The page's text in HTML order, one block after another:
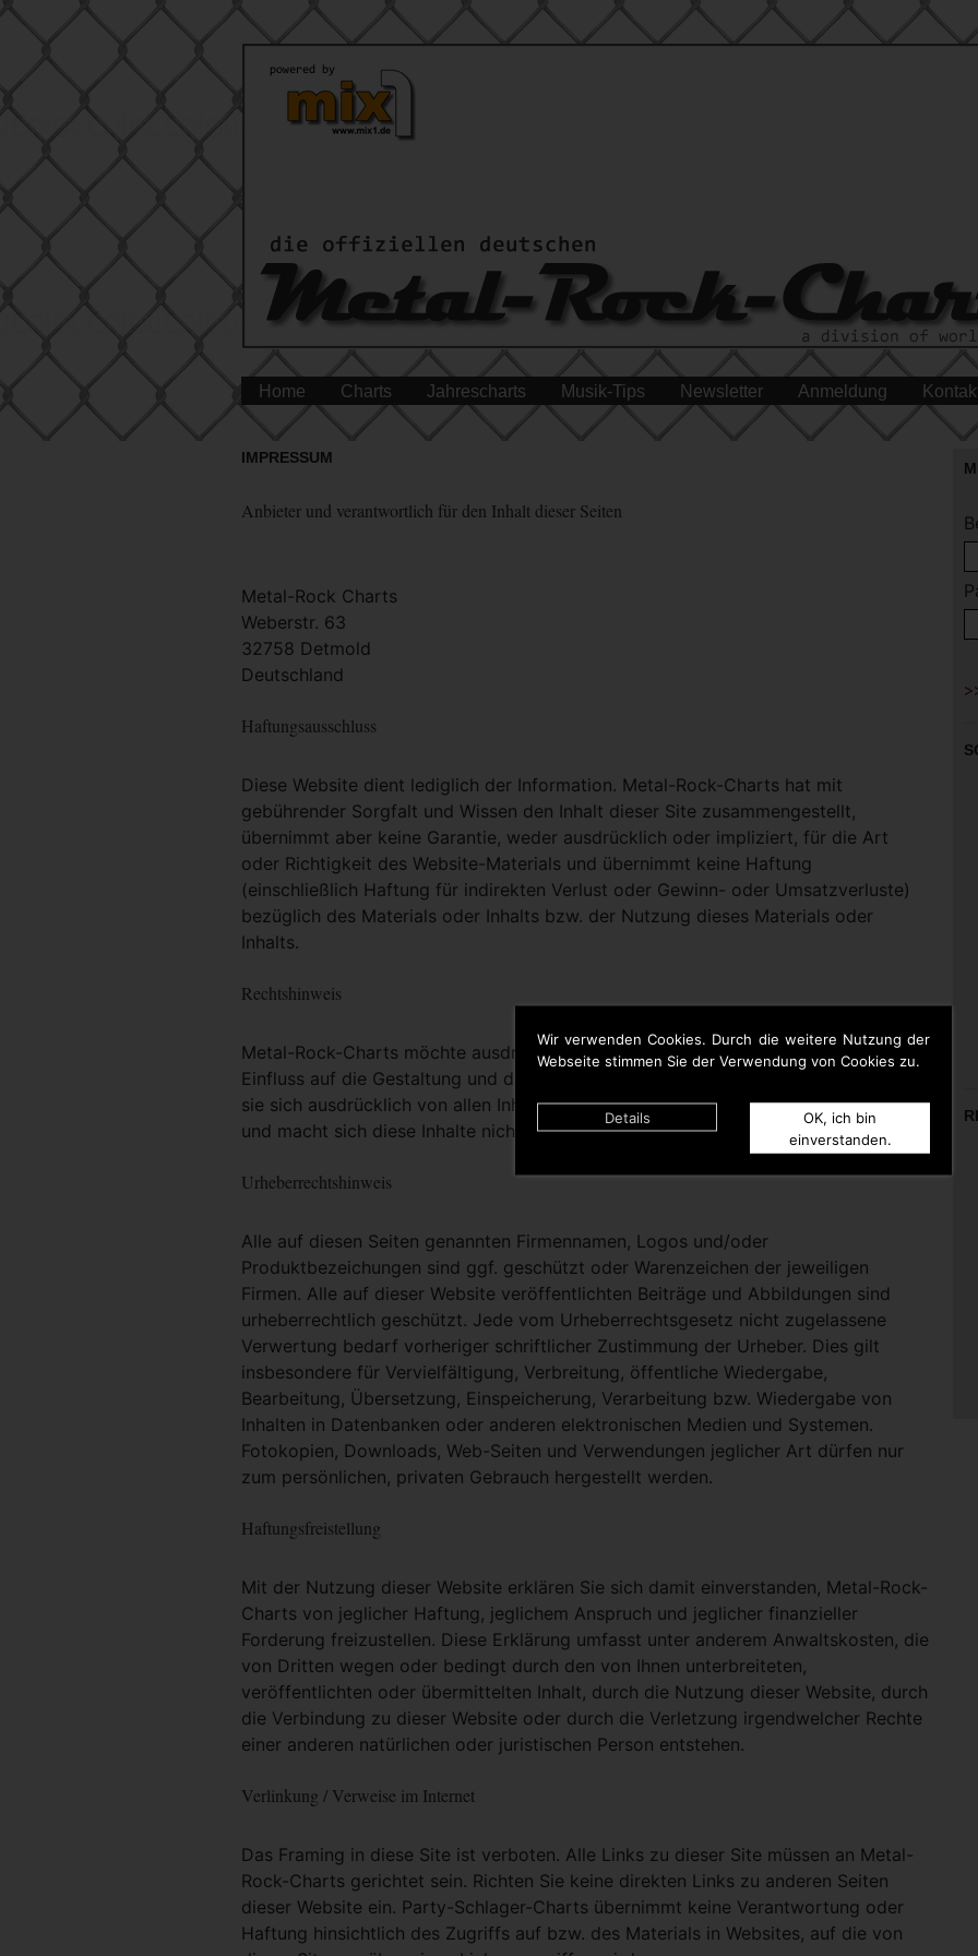
Wir verwenden Cookies. Durch die weitere Nutzung der
Webseite stimmen Sie der Verwendung von Cookies zu.
Details
OK, ich bin
einverstanden.
Home Charts Jahrescharts Musik-Tips Newsletter Anmeldung
IMPRESSUM
Anbieter und verantwortlich für den Inhalt dieser Seiten
Metal-Rock Charts
Weberstr. 63
32758 Detmold
Deutschland
Haftungsausschluss
Diese Website dient lediglich der Information. Metal-Rock-Charts hat mit
gebührender Sorgfalt und Wissen den Inhalt dieser Site zusammengestellt,
übernimmt aber keine Garantie, weder ausdrücklich oder impliziert, für die Art
oder Richtigkeit des Website-Materials und übernimmt keine Haftung
(einschließlich Haftung für indirekten Verlust oder Gewinn- oder Umsatzverluste)
bezüglich des Materials oder Inhalts bzw. der Nutzung dieses Materials oder
Inhalts.
Rechtshinweis
Metal-Rock-Charts möchte ausdrücklich darauf hinweisen, dass sie keinerlei
Einfluss auf die Gestaltung und die Inhalte gelinkter Seiten hat. Deshalb distanziert
sie sich ausdrücklich von allen Inhalten aller gelinkten Seiten auf dieser Homepage
und macht sich diese Inhalte nicht zu Eigen.
Urheberrechtshinweis
Alle auf diesen Seiten genannten Firmennamen, Logos und/oder
Produktbezeichungen sind ggf. geschützt oder Warenzeichen der jeweiligen
Firmen. Alle auf dieser Website veröffentlichten Beiträge und Abbildungen sind
urheberrechtlich geschützt. Jede vom Urheberrechtsgesetz nicht zugelassene
Verwertung bedarf vorheriger schriftlicher Zustimmung der Urheber. Dies gilt
insbesondere für Vervielfältigung, Verbreitung, öffentliche Wiedergabe,
Bearbeitung, Übersetzung, Einspeicherung, Verarbeitung bzw. Wiedergabe von
Inhalten in Datenbanken oder anderen elektronischen Medien und Systemen.
Fotokopien, Downloads, Web-Seiten und Verwendungen jeglicher Art dürfen nur
zum persönlichen, privaten Gebrauch hergestellt werden.
Haftungsfreistellung
Mit der Nutzung dieser Website erklären Sie sich damit einverstanden, Metal-Rock-
Charts von jeglicher Haftung, jeglichem Anspruch und jeglicher finanzieller
Forderung freizustellen. Diese Erklärung umfasst unter anderem Anwaltskosten, die
von Dritten wegen oder bedingt durch den von Ihnen unterbreiteten,
veröffentlichten oder übermittelten Inhalt, durch die Nutzung dieser Website, durch
die Verbindung zu dieser Website oder durch die Verletzung irgendwelcher Rechte
einer anderen natürlichen oder juristischen Person entstehen.
Verlinkung / Verweise im Internet
Das Framing in diese Site ist verboten. Alle Links zu dieser Site müssen an Metal-
Rock-Charts gerichtet sein. Richten Sie keine direkten Links zu anderen Seiten
dieser Website ein. Party-Schlager-Charts übernimmt keine Verantwortung oder
Haftung hinsichtlich des Zugriffs auf bzw. des Materials in Websites, auf die von